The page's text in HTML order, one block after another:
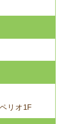
リオ1F